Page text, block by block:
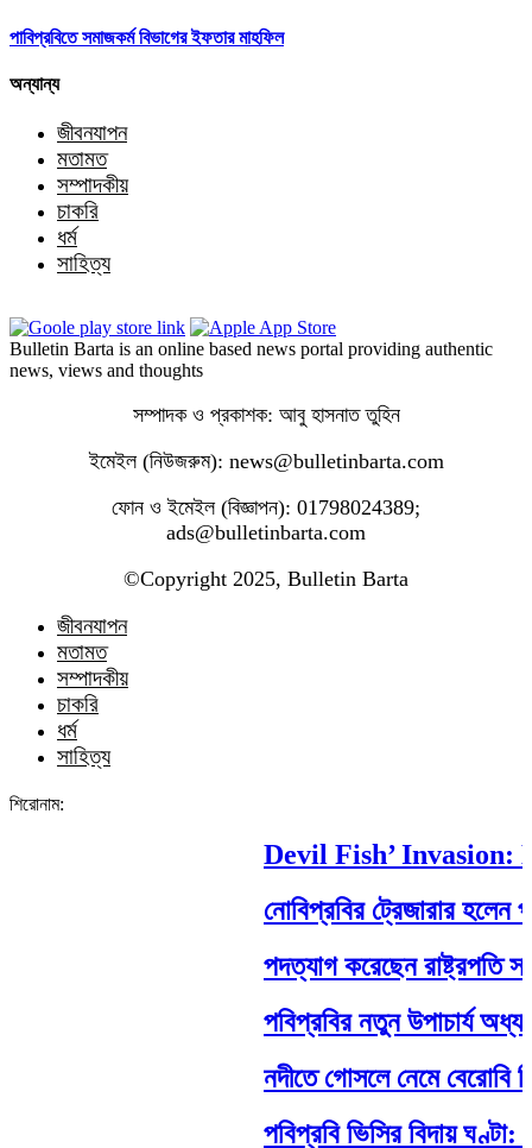
পাবিপ্রবিতে সমাজকর্ম বিভাগের ইফতার মাহফিল
অন্যান্য
জীবনযাপন
মতামত
সম্পাদকীয়
চাকরি
ধর্ম
সাহিত্য
Bulletin Barta is an online based news portal providing authentic
news, views and thoughts
সম্পাদক ও প্রকাশক: আবু হাসনাত তুহিন
ইমেইল (নিউজরুম): news@bulletinbarta.com
ফোন ও ইমেইল (বিজ্ঞাপন): 01798024389;
ads@bulletinbarta.com
©️Copyright 2025, Bulletin Barta
জীবনযাপন
মতামত
সম্পাদকীয়
চাকরি
ধর্ম
সাহিত্য
শিরোনাম:
Devil Fish’ Invasion:
নোবিপ্রবির ট্রেজারার হলেন
পদত্যাগ করেছেন রাষ্ট্রপতি
পবিপ্রবির নতুন উপাচার্য
নদীতে গোসলে নেমে বেরোবি
পবিপ্রবি ভিসির বিদায়